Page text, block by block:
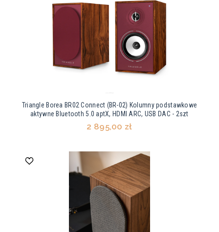
Triangle Borea BR02 Connect (BR-02) Kolumny podstawkowe
aktywne Bluetooth 5.0 aptX, HDMI ARC, USB DAC - 2szt
2 895,00 zł